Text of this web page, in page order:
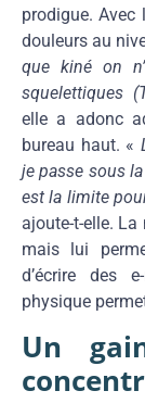
prodigue. Avec
douleurs au
que kiné on
squelettiques
elle a adonc
bureau haut. «
je passe sous
est la limite
ajoute-t-elle. La
mais lui
d’écrire des
physique
Un